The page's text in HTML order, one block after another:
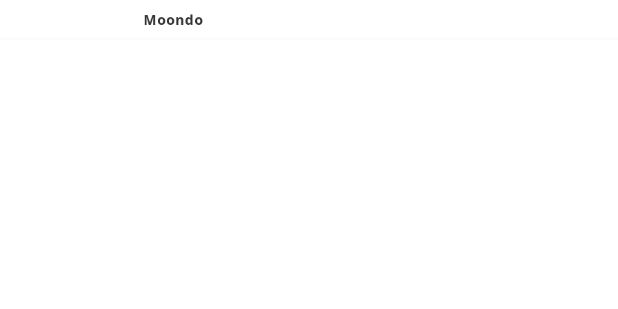
Moondo